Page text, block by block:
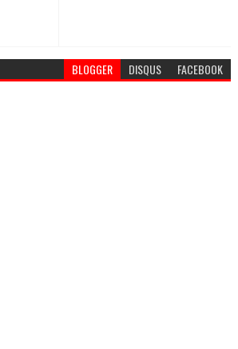
BLOGGER DISQUS FACEBOOK